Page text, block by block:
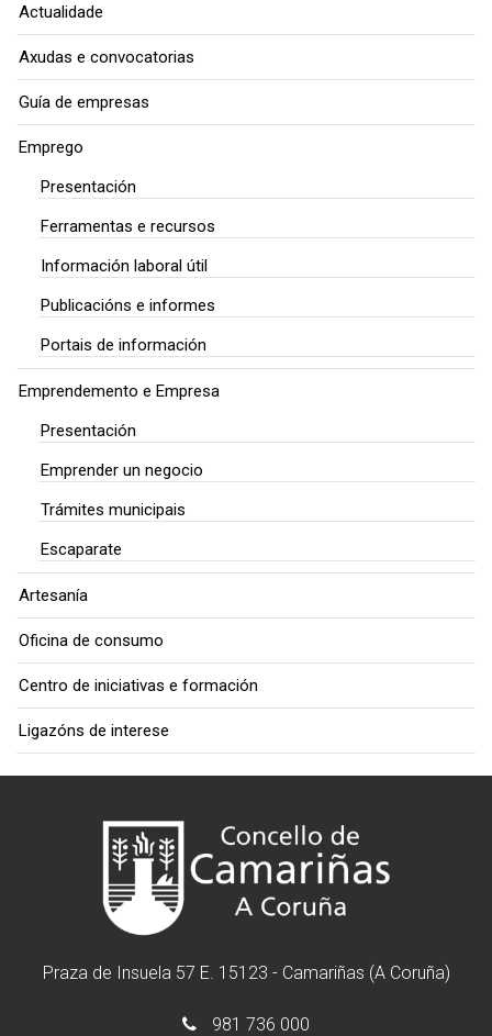
Actualidade
Axudas e convocatorias
Guía de empresas
Emprego
Presentación
Ferramentas e recursos
Información laboral útil
Publicacións e informes
Portais de información
Emprendemento e Empresa
Presentación
Emprender un negocio
Trámites municipais
Escaparate
Artesanía
Oficina de consumo
Centro de iniciativas e formación
Ligazóns de interese
Praza de Insuela 57 E. 15123 - Camariñas (A Coruña)
981 736 000